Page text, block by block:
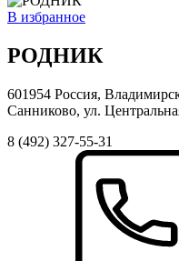
В избранное
РОДНИК
601954 Россия,
Санниково, ул.
8 (492) 327-55-31